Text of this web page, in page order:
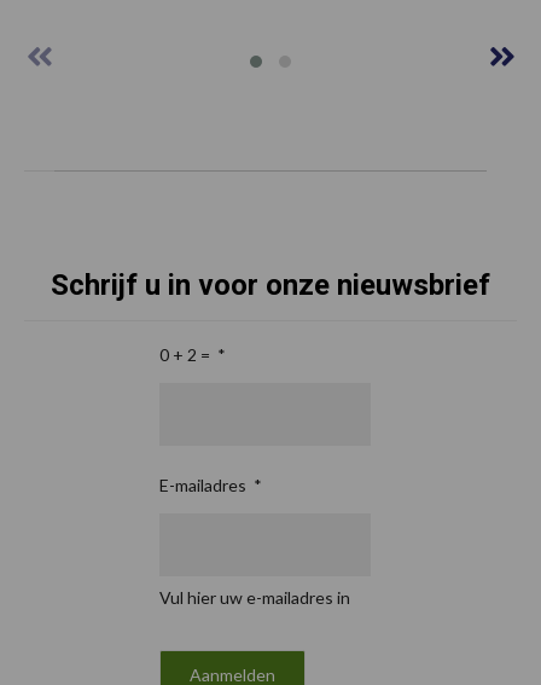
Schrijf u in voor onze nieuwsbrief
0 + 2 = *
E-mailadres *
Vul hier uw e-mailadres in